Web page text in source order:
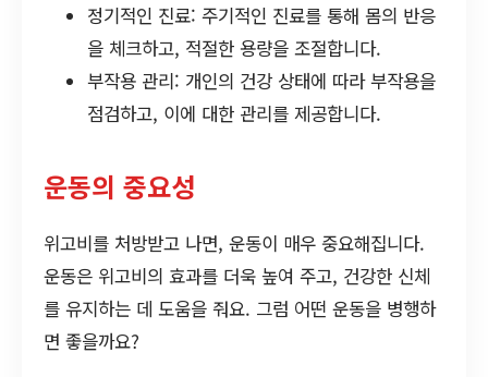
정기적인 진료: 주기적인 진료를 통해 몸의 반응
을 체크하고, 적절한 용량을 조절합니다.
부작용 관리: 개인의 건강 상태에 따라 부작용을
점검하고, 이에 대한 관리를 제공합니다.
운동의 중요성
위고비를 처방받고 나면, 운동이 매우 중요해집니다.
운동은 위고비의 효과를 더욱 높여 주고, 건강한 신체
를 유지하는 데 도움을 줘요. 그럼 어떤 운동을 병행하
면 좋을까요?